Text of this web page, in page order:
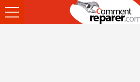
Ouvrir
le